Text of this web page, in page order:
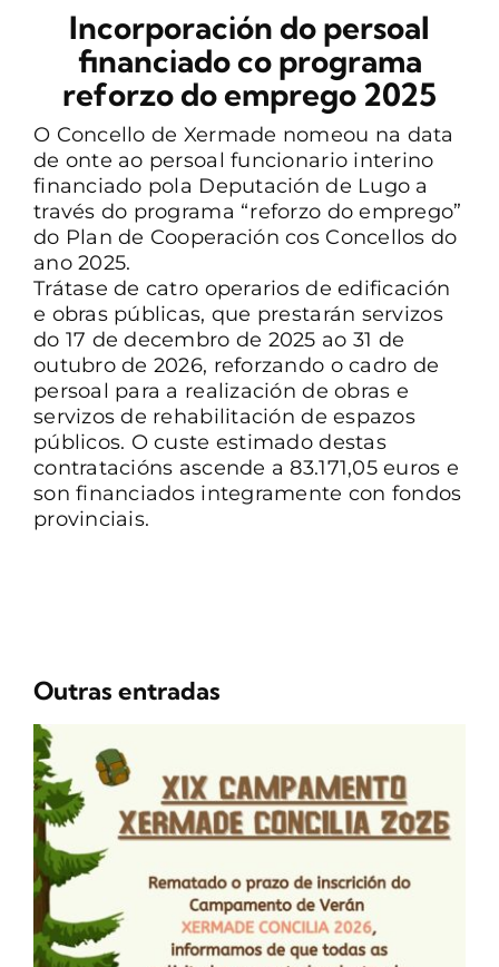
CONTACTO
Incorporación do persoal
financiado co programa
reforzo do emprego 2025
O Concello de Xermade nomeou na data
de onte ao persoal funcionario interino
financiado pola Deputación de Lugo a
través do programa “reforzo do emprego”
do Plan de Cooperación cos Concellos do
ano 2025.
Trátase de catro operarios de edificación
e obras públicas, que prestarán servizos
do 17 de decembro de 2025 ao 31 de
outubro de 2026, reforzando o cadro de
persoal para a realización de obras e
servizos de rehabilitación de espazos
públicos. O custe estimado destas
contratacións ascende a 83.171,05 euros e
son financiados integramente con fondos
provinciais.
Outras entradas